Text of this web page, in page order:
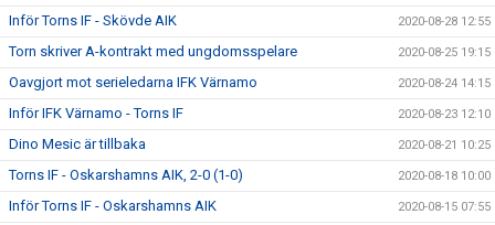
Inför Torns IF - Skövde AIK 2020-08-28 12:55
Torn skriver A-kontrakt med ungdomsspelare 2020-08-25 19:15
Oavgjort mot serieledarna IFK Värnamo 2020-08-24 14:15
Inför IFK Värnamo - Torns IF 2020-08-23 12:10
Dino Mesic är tillbaka 2020-08-21 10:25
Torns IF - Oskarshamns AIK, 2-0 (1-0) 2020-08-18 10:00
Inför Torns IF - Oskarshamns AIK 2020-08-15 07:55